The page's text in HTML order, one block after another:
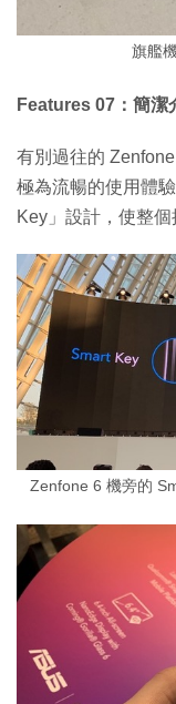
旗艦
Features 07：簡潔
有別過往的
極為流暢的使用體
Key」設計，使整個
Zenfone 6 機旁的